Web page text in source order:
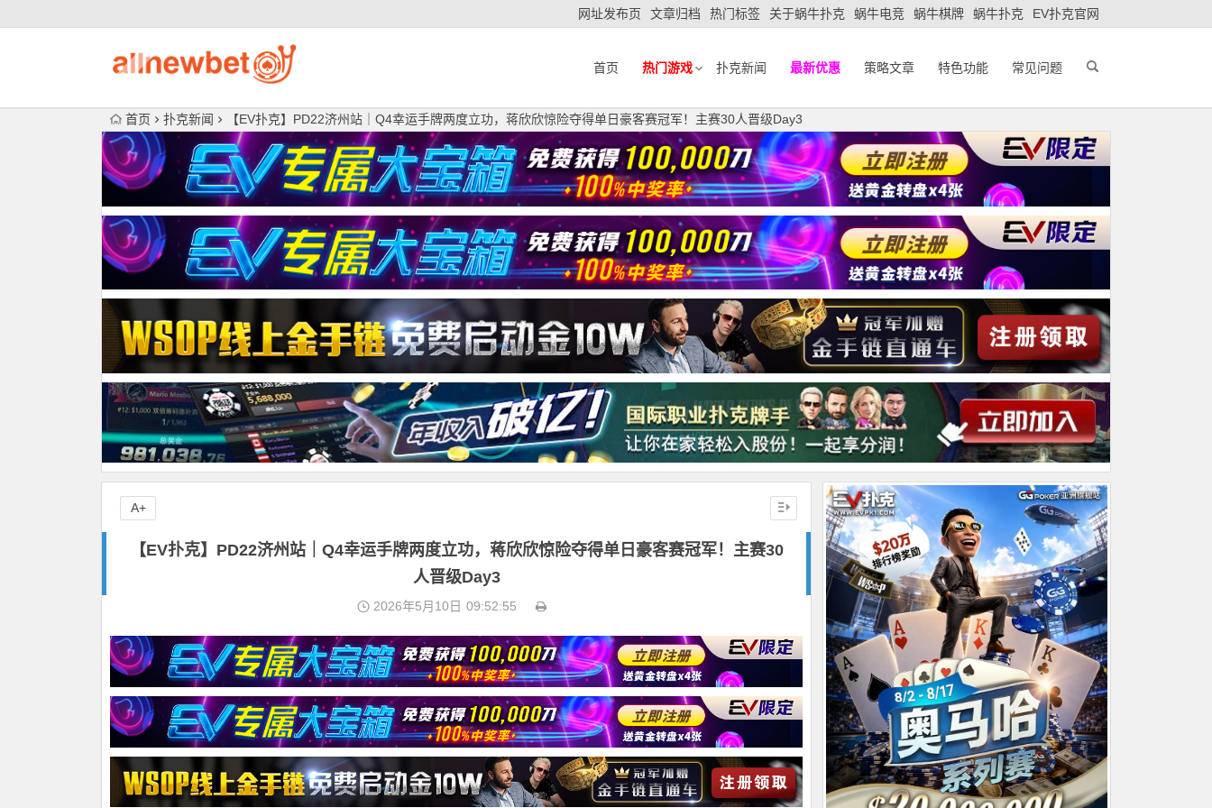
网址发布页 文章归档 热门标签 关于蜗牛扑克 蜗牛电竞 蜗牛棋牌 蜗牛扑克 EV扑克官网
首页 热门游戏 扑克新闻 最新优惠 策略文章 特色功能 常见问题
首页 扑克新闻 【EV扑克】PD22济州站｜Q4幸运手牌两度立功，蒋欣欣惊险夺得单日豪客赛冠军！主赛30人晋级Day3
【EV扑克】PD22济州站｜Q4幸运手牌两度立功，蒋欣欣惊险夺得单日豪客赛冠军！主赛30
人晋级Day3
2026年5月10日 09:52:55
A+